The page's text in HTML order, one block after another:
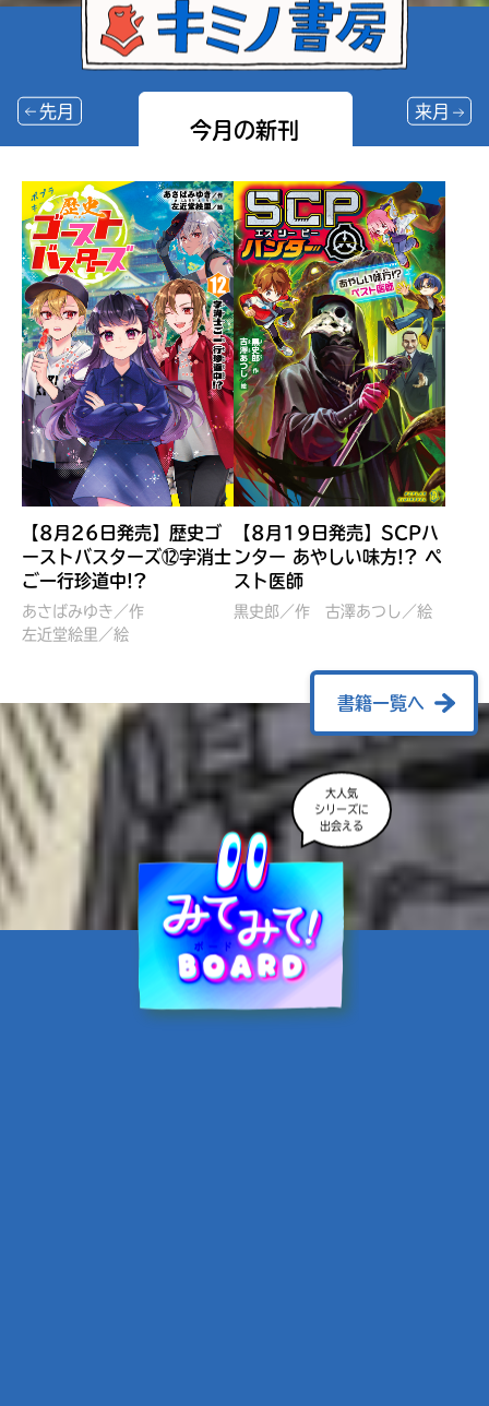
今月の新刊
先月 来月
ぼくたちのマインクラフト
冒険記 エンチャント剣
VS暴走モブ
営委員会／協力
レッツゴー！まいぜんシス
ターズ とつぜん、王様に
佐久間さのすけ／絵
【8月26日発売】歴史ゴ
ーストバスターズ⑫字消士
ご一行珍道中!?
あさばみゆき／作
左近堂絵里／絵
【8月19日発売】SCPハ
ンター あやしい味方!? ペ
スト医師
黒史郎／作 古澤あつし／絵
書籍一覧へ
大人気
シリーズに
出会える